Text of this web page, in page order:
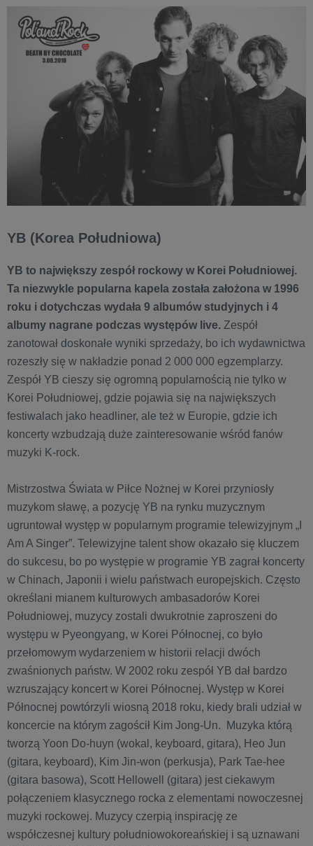
YB (Korea Południowa)
YB to największy zespół rockowy w Korei Południowej.
Ta niezwykle popularna kapela została założona w 1996
roku i dotychczas wydała 9 albumów studyjnych i 4
albumy nagrane podczas występów live. Zespół
zanotował doskonałe wyniki sprzedaży, bo ich wydawnictwa
rozeszły się w nakładzie ponad 2 000 000 egzemplarzy.
Zespół YB cieszy się ogromną popularnością nie tylko w
Korei Południowej, gdzie pojawia się na największych
festiwalach jako headliner, ale też w Europie, gdzie ich
koncerty wzbudzają duże zainteresowanie wśród fanów
muzyki K-rock.
Mistrzostwa Świata w Piłce Nożnej w Korei przyniosły
muzykom sławę, a pozycję YB na rynku muzycznym
ugruntował występ w popularnym programie telewizyjnym „I
Am A Singer”. Telewizyjne talent show okazało się kluczem
do sukcesu, bo po występie w programie YB zagrał koncerty
w Chinach, Japonii i wielu państwach europejskich. Często
określani mianem kulturowych ambasadorów Korei
Południowej, muzycy zostali dwukrotnie zaproszeni do
występu w Pyeongyang, w Korei Północnej, co było
przełomowym wydarzeniem w historii relacji dwóch
zwaśnionych państw. W 2002 roku zespół YB dał bardzo
wzruszający koncert w Korei Północnej. Występ w Korei
Północnej powtórzyli wiosną 2018 roku, kiedy brali udział w
koncercie na którym zagościł Kim Jong-Un. Muzyka którą
tworzą Yoon Do-huyn (wokal, keyboard, gitara), Heo Jun
(gitara, keyboard), Kim Jin-won (perkusja), Park Tae-hee
(gitara basowa), Scott Hellowell (gitara) jest ciekawym
połączeniem klasycznego rocka z elementami nowoczesnej
muzyki rockowej. Muzycy czerpią inspirację ze
współczesnej kultury południowokoreańskiej i są uznawani